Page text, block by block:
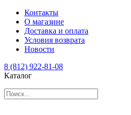
Контакты
О магазине
Доставка и оплата
Условия возврата
Новости
8 (812) 922-81-08
Каталог